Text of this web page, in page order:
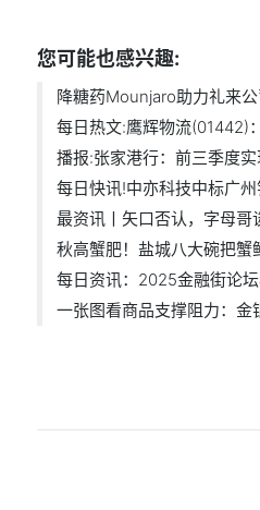
您可能也感兴趣:
降糖药Mounjaro助力礼来
每日热文:鹰辉物流(01442)
播报:张家港行：前三季度
每日快讯!中亦科技中标广
最资讯丨矢口否认，字母哥
秋高蟹肥！盐城八大碗把蟹
每日资讯：2025金融街论
一张图看商品支撑阻力：金